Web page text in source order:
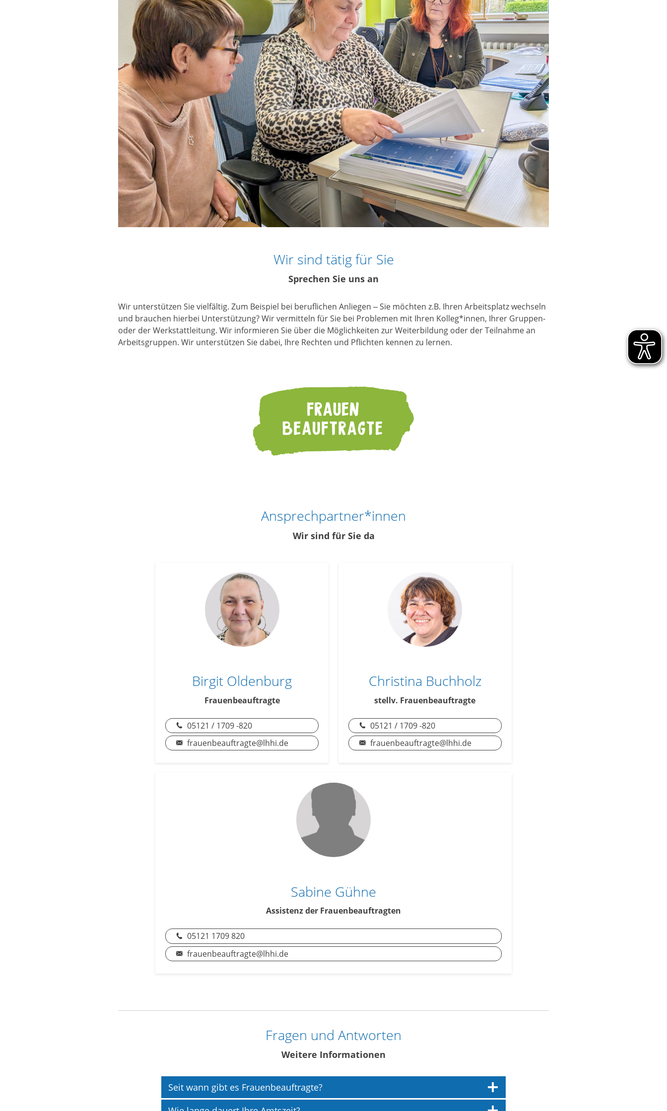
Wir sind tätig für Sie
Sprechen Sie uns an
Wir unterstützen Sie vielfältig. Zum Beispiel bei beruflichen Anliegen – Sie möchten z.B. Ihren Arbeitsplatz wechseln
und brauchen hierbei Unterstützung? Wir vermitteln für Sie bei Problemen mit Ihren Kolleg*innen, Ihrer Gruppen-
oder der Werkstattleitung. Wir informieren Sie über die Möglichkeiten zur Weiterbildung oder der Teilnahme an
Arbeitsgruppen. Wir unterstützen Sie dabei, Ihre Rechten und Pflichten kennen zu lernen.
Ansprechpartner*innen
Wir sind für Sie da
Birgit Oldenburg
Frauenbeauftragte
05121 / 1709 -820
frauenbeauftragte@lhhi.de
Christina Buchholz
stellv. Frauenbeauftragte
05121 / 1709 -820
frauenbeauftragte@lhhi.de
Sabine Gühne
Assistenz der Frauenbeauftragten
05121 1709 820
frauenbeauftragte@lhhi.de
Fragen und Antworten
Weitere Informationen
Seit wann gibt es Frauenbeauftragte?